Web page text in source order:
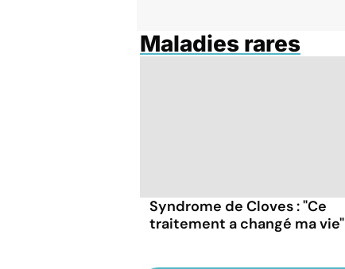
Maladies rares
Syndrome de Cloves : "Ce
traitement a changé ma vie"